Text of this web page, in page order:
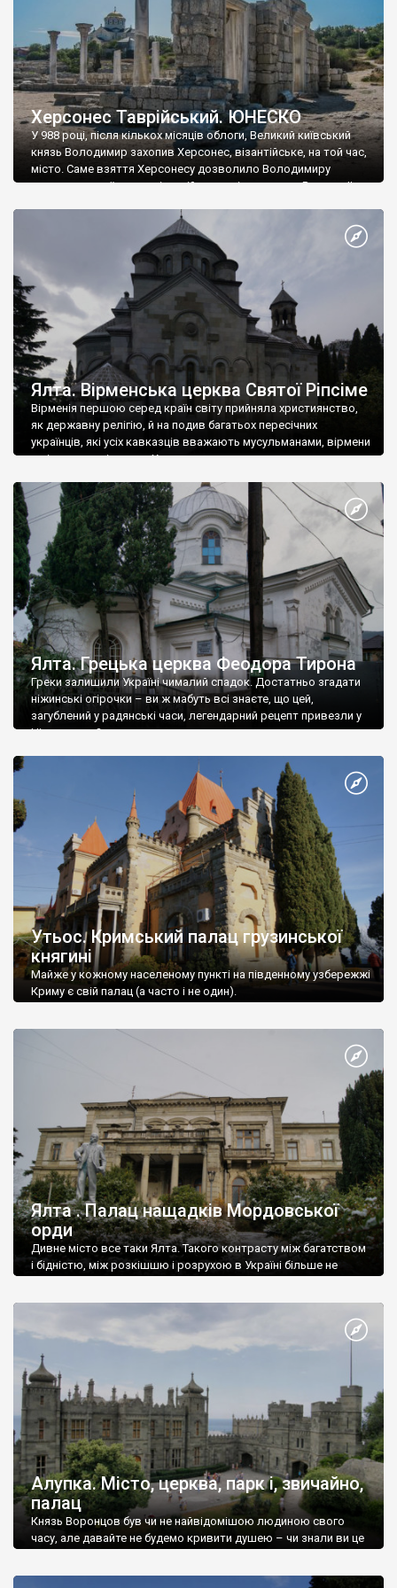
Херсонес Таврійський. ЮНЕСКО
У 988 році, після кількох місяців облоги, Великий київський
князь Володимир захопив Херсонес, візантійське, на той час,
місто. Саме взяття Херсонесу дозволило Володимиру
диктувати свої умови візантійському імператору Василю ІІ, та
Херсонесі Володимир-язичник, став Василем-християнином.
А потім було Хрещення Русі. На честь Херсонесу Таврійського
Ялта. Вірменська церква Святої Ріпсіме
Вірменія першою серед країн світу прийняла християнство,
як державну релігію, й на подив багатьох пересічних
українців, які усіх кавказців вважають мусульманами, вірмени
є відданими вірянами Христа
Ялта. Грецька церква Феодора Тирона
Греки залишили Україні чималий спадок. Достатньо згадати
ніжинські огірочки – ви ж мабуть всі знаєте, що цей,
загублений у радянські часи, легендарний рецепт привезли у
Ніжин греки?
Утьос. Кримський палац грузинської
княгині
Майже у кожному населеному пункті на південному узбережжі
Криму є свій палац (а часто і не один).
Ялта . Палац нащадків Мордовської
орди
Дивне місто все таки Ялта. Такого контрасту між багатством
і бідністю, між розкішшю і розрухою в Україні більше не
Алупка. Місто, церква, парк і, звичайно,
палац
Князь Воронцов був чи не найвідомішою людиною свого
часу, але давайте не будемо кривити душею – чи знали ви це